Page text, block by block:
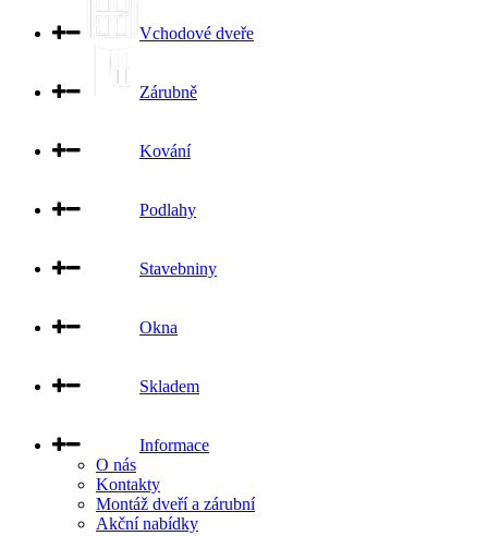
Vchodové dveře
Zárubně
Kování
Podlahy
Stavebniny
Okna
Skladem
Informace
O nás
Kontakty
Montáž dveří a zárubní
Akční nabídky